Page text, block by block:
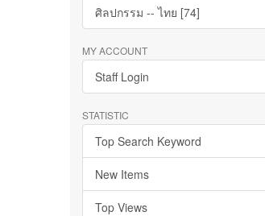
ศิลปกรรม -- ไทย [74]
MY ACCOUNT
Staff Login
STATISTIC
Top Search Keyword
New Items
Top Views